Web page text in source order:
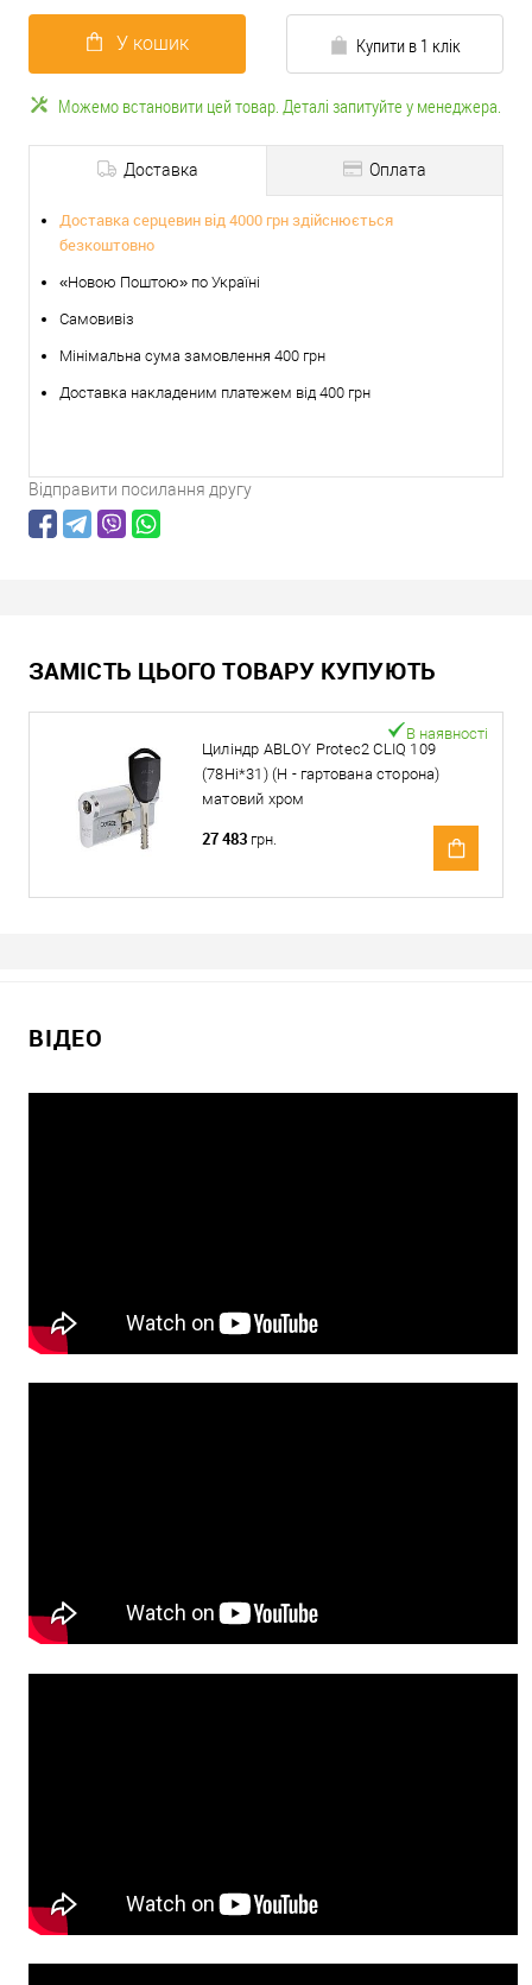
У кошик Купити в 1 клік
Можемо встановити цей товар. Деталі запитуйте у менеджера.
Доставка Оплата
Доставка серцевин від 4000 грн здійснюється
безкоштовно
«Новою Поштою» по Україні
Самовивіз
Мінімальна сума замовлення 400 грн
Доставка накладеним платежем від 400 грн
Відправити посилання другу
ЗАМІСТЬ ЦЬОГО ТОВАРУ КУПУЮТЬ
Циліндр ABLOY Protec2 CLIQ 109
(78Hi*31) (H - гартована сторона)
матовий хром
В наявності
27 483 грн.
ВІДЕО